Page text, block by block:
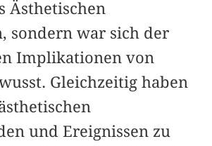
Ästhetischen
sondern war sich der
Implikationen von
Gleichzeitig haben
und Ereignissen zu